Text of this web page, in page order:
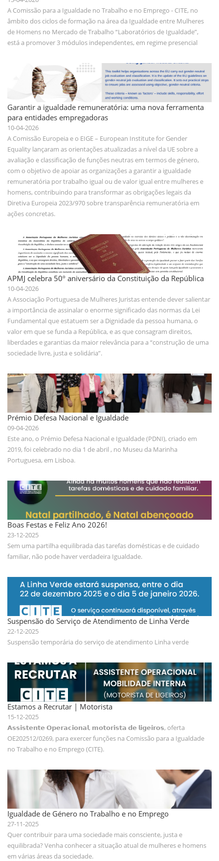
A Comissão para a Igualdade no Trabalho e no Emprego - CITE, no
âmbito dos ciclos de formação na área da Igualdade entre Mulheres
de Homens no Mercado de Trabalho “Laboratórios de Igualdade”,
está a promover 3 módulos independentes, em regime presencial
Garantir a igualdade remuneratória: uma nova ferramenta
para entidades empregadoras
10-04-2026
A Comissão Europeia e o EIGE – European Institute for Gender
Equality lançaram as orientações atualizadas a nível da UE sobre a
avaliação e classificação de funções neutras em termos de género,
com o objetivo de apoiar as organizações a garantir a igualdade
remuneratória por trabalho igual ou de valor igual entre mulheres e
homens, contribuindo para transformar as obrigações legais da
Diretiva Europeia 2023/970 sobre transparência remuneratória em
ações concretas.
APMJ celebra 50º aniversário da Constituição da República
10-04-2026
A Associação Portuguesa de Mulheres Juristas entende dever salientar
a importância de assinalar o enorme significado das normas da Lei
Fundamental que estatuem ser a Dignidade da pessoa humana, o
valor em que se funda a República, e as que consagram direitos,
liberdades e garantias da maior relevância para a “construção de uma
sociedade livre, justa e solidária”.
Prémio Defesa Nacional e Igualdade
09-04-2026
Este ano, o Prémio Defesa Nacional e Igualdade (PDNI), criado em
2019, foi celebrado no dia 1 de abril , no Museu da Marinha
Portuguesa, em Lisboa.
Boas Festas e Feliz Ano 2026!
23-12-2025
Sem uma partilha equilibrada das tarefas domésticas e de cuidado
familiar, não pode haver verdadeira Igualdade.
Suspensão do Serviço de Atendimento de Linha Verde
22-12-2025
Suspensão temporária do serviço de atendimento Linha verde
Estamos a Recrutar | Motorista
15-12-2025
𝗔𝘀𝘀𝗶𝘀𝘁𝗲𝗻𝘁𝗲 𝗢𝗽𝗲𝗿𝗮𝗰𝗶𝗼𝗻𝗮𝗹, 𝗺𝗼𝘁𝗼𝗿𝗶𝘀𝘁𝗮 𝗱𝗲 𝗹𝗶𝗴𝗲𝗶𝗿𝗼𝘀, oferta
OE202512/0269, para exercer funções na Comissão para a Igualdade
no Trabalho e no Emprego (CITE).
Igualdade de Género no Trabalho e no Emprego
27-11-2025
Quer contribuir para uma sociedade mais consciente, justa e
equilibrada? Venha conhecer a situação atual de mulheres e homens
em várias áreas da sociedade.